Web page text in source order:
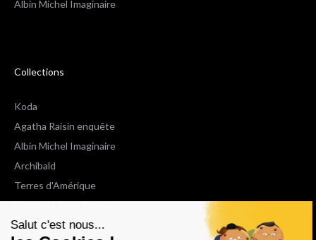
Salut c'est nous...
Albin Michel Imaginaire
Collections
Koda
Agatha Raisin enquête
Albin Michel Imaginaire
Archibald
Terres d'Amérique
Espaces Libres Poche
NOX